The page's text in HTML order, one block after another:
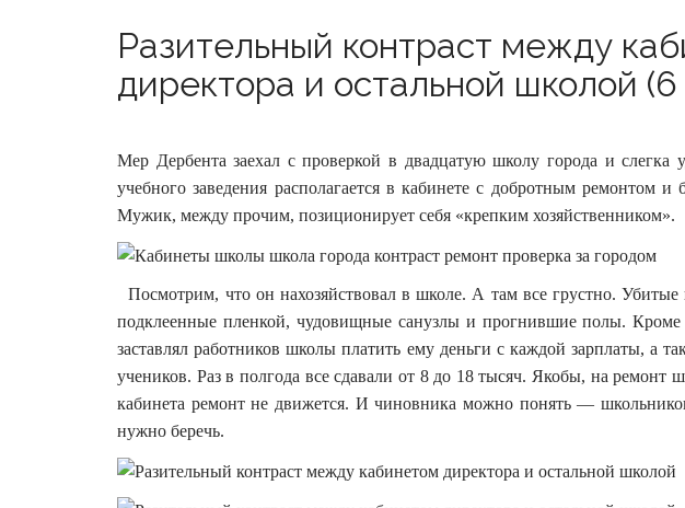
Разительный контраст между
директора и остальной школой
Мер Дербента заехал с проверкой в двадцатую школу города и слегка
учебного заведения располагается в кабинете с добротным ремонтом
Мужик, между прочим, позиционирует себя «крепким хозяйственником».
Посмотрим, что он нахозяйствовал в школе. А там все грустно. Убитые
подклеенные пленкой, чудовищные санузлы и прогнившие полы. Кроме
заставлял работников школы платить ему деньги с каждой зарплаты, а
учеников. Раз в полгода все сдавали от 8 до 18 тысяч. Якобы, на ремонт
кабинета ремонт не движется. И чиновника можно понять —
нужно беречь.